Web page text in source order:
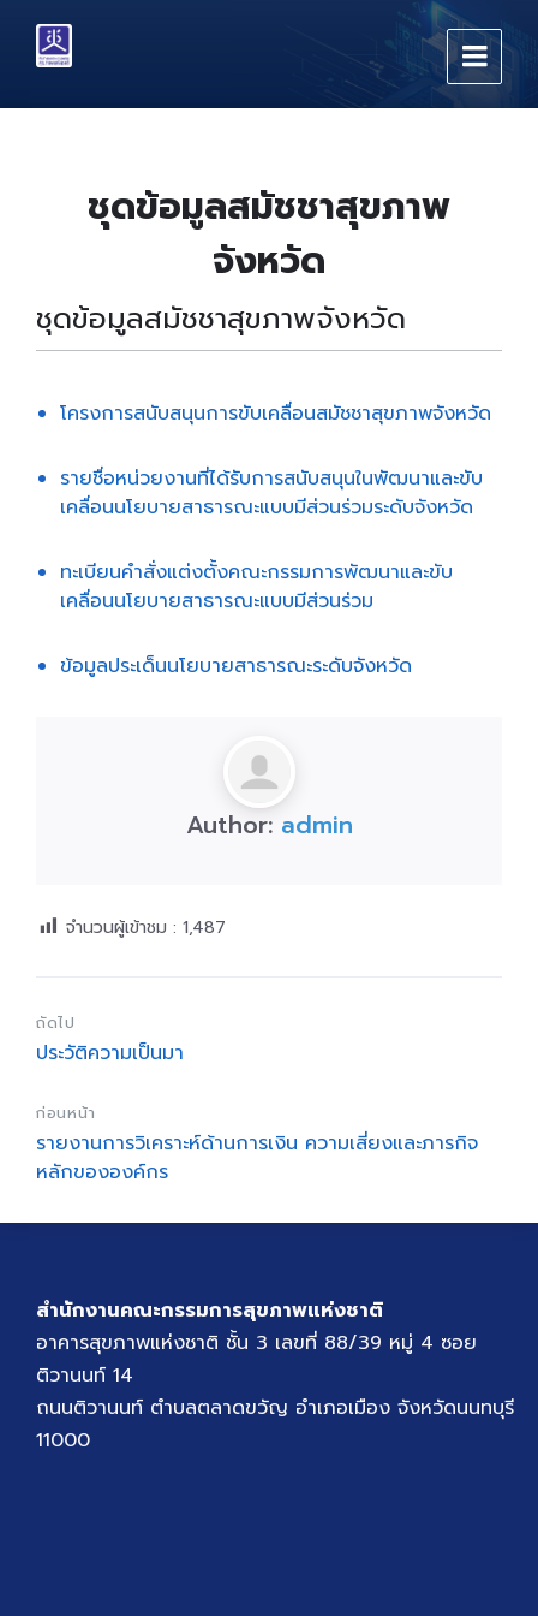
content
main
footer
ชุดข้อมูลสมัชชาสุขภาพ
จังหวัด
ชุดข้อมูลสมัชชาสุขภาพจังหวัด
โครงการสนับสนุนการขับเคลื่อนสมัชชาสุขภาพจังหวัด
รายชื่อหน่วยงานที่ได้รับการสนับสนุนในพัฒนาและขับ
เคลื่อนนโยบายสาธารณะแบบมีส่วนร่วมระดับจังหวัด
ทะเบียนคำสั่งแต่งตั้งคณะกรรมการพัฒนาและขับ
เคลื่อนนโยบายสาธารณะแบบมีส่วนร่วม
ข้อมูลประเด็นนโยบายสาธารณะระดับจังหวัด
Author: admin
จำนวนผู้เข้าชม : 1,487
ถัดไป
ประวัติความเป็นมา
ก่อนหน้า
รายงานการวิเคราะห์ด้านการเงิน ความเสี่ยงและภารกิจ
หลักขององค์กร
สำนักงานคณะกรรมการสุขภาพแห่งชาติ
อาคารสุขภาพแห่งชาติ ชั้น 3 เลขที่ 88/39 หมู่ 4 ซอย
ติวานนท์ 14
ถนนติวานนท์ ตำบลตลาดขวัญ อำเภอเมือง จังหวัดนนทบุรี
11000